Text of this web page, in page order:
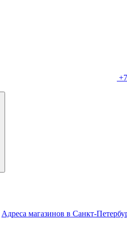
Aдреса магазинов в Санкт-